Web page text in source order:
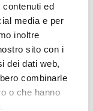
ed
media e per
inoltre
sito con i
dei dati web,
combinarle
o che hanno
Bollati
Le
Sul tema
guerra: -
in guerra?,